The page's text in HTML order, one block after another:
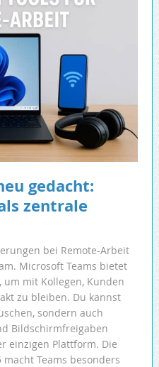
gedacht:
zentrale
bei Remote-Arbeit
Microsoft Teams bietet
um mit Kollegen, Kunden
zu bleiben. Du kannst
sondern auch
Bildschirmfreigaben
einzigen Plattform. Die
Teams besonders